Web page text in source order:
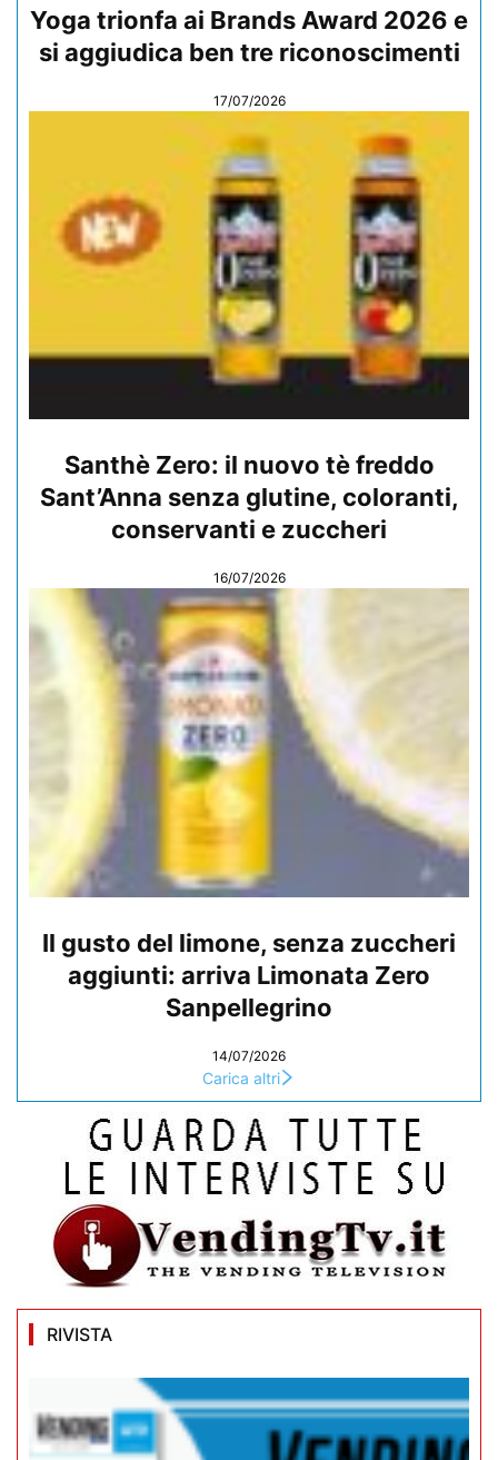
Yoga trionfa ai Brands Award 2026 e
si aggiudica ben tre riconoscimenti
17/07/2026
Santhè Zero: il nuovo tè freddo
Sant’Anna senza glutine, coloranti,
conservanti e zuccheri
16/07/2026
Il gusto del limone, senza zuccheri
aggiunti: arriva Limonata Zero
Sanpellegrino
14/07/2026
Carica altri
RIVISTA